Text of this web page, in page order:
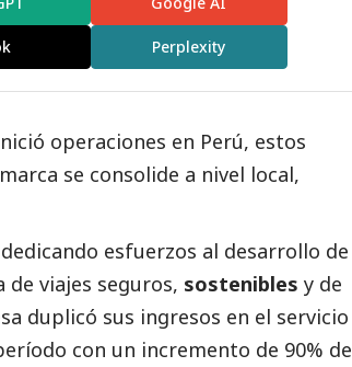
Perplexity
operaciones en Perú, estos
se consolide a nivel local,
esfuerzos al desarrollo de
viajes seguros, sostenibles y de
duplicó sus ingresos en el servicio
con un incremento de 90% de